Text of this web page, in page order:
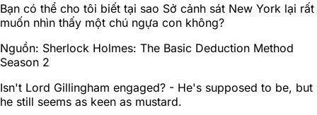
Bạn có thể cho tôi biết tại sao Sở cảnh sát New York lại rất
muốn nhìn thấy một chú ngựa con không?
Nguồn: Sherlock Holmes: The Basic Deduction Method
Season 2
Isn't Lord Gillingham engaged? - He's supposed to be, but
he still seems as keen as mustard.